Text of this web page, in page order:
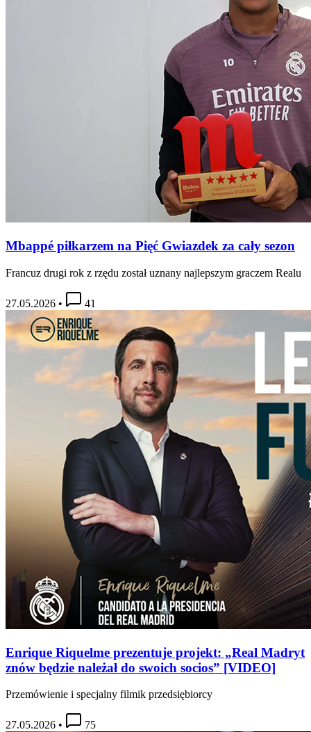
Mbappé piłkarzem na Pięć Gwiazdek za cały sezon
Francuz drugi rok z rzędu został uznany najlepszym graczem Realu
27.05.2026 • 41
Enrique Riquelme prezentuje projekt: „Real Madryt
znów będzie należał do swoich socios” [VIDEO]
Przemówienie i specjalny filmik przedsiębiorcy
27.05.2026 • 75